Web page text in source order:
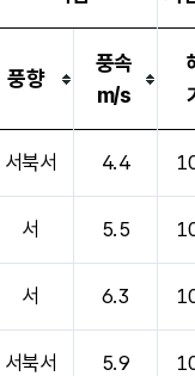
풍향
풍속
m/s
서북서 4.4
서 5.5
서 6.3
서북서 5.9